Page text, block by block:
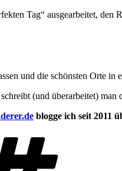
Tag“ ausgearbeitet,
und die schönsten Orte
(und überarbeitet)
blogge ich seit 2011